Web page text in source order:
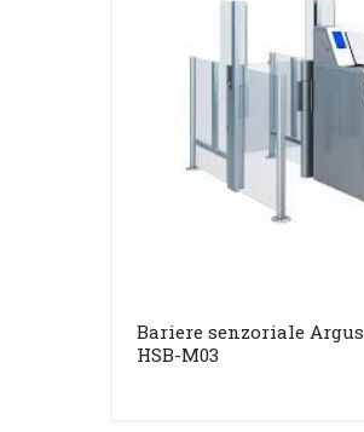
Bariere senzoriale Argus
HSB-M03